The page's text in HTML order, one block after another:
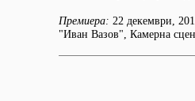
Премиера: 22 декември,
"Иван Вазов", Камерна